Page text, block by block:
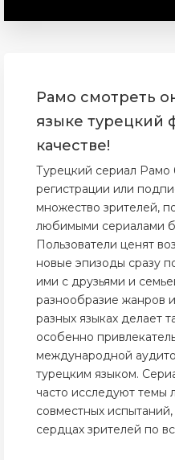
Рамо смотреть
языке турецкий
качестве!
Турецкий сериал Рамо
регистрации или
множество зрителей,
любимыми сериалами
Пользователи ценят
новые эпизоды сразу
ими с друзьями и
разнообразие жанров
разных языках делает
особенно
международной
турецким языком.
часто исследуют темы
совместных
сердцах зрителей по